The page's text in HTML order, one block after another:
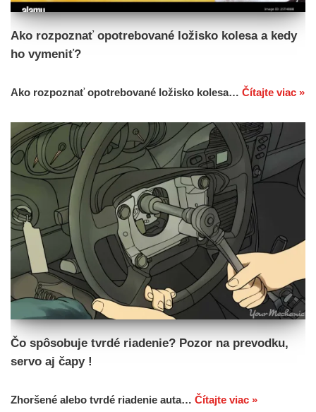
Ako rozpoznať opotrebované ložisko kolesa a kedy
ho vymeniť?
Ako rozpoznať opotrebované ložisko kolesa… Čítajte viac »
Čo spôsobuje tvrdé riadenie? Pozor na prevodku,
servo aj čapy !
Zhoršené alebo tvrdé riadenie auta… Čítajte viac »